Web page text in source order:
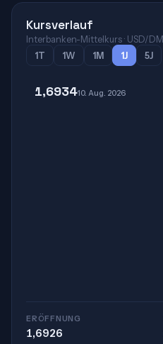
Kursverlauf
Interbanken-Mittelkurs · USD/DM
1T
1W 1M 1J 5J
1,693410. Aug. 2026
ERÖFFNUNG
1,6926